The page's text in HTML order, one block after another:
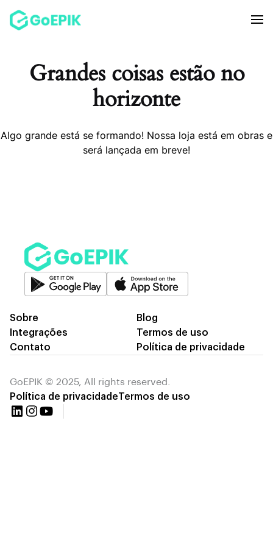
Grandes coisas estão no
horizonte
Algo grande está se formando! Nossa loja está em obras e
será lançada em breve!
Sobre
Integrações
Contato
Blog
Termos de uso
Política de privacidade
GoEPIK © 2025, All rights reserved.
Política de privacidadeTermos de uso